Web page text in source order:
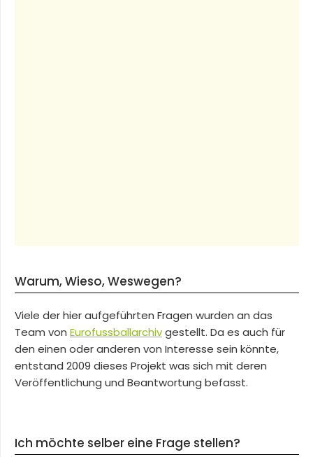
Warum, Wieso, Weswegen?
Viele der hier aufgeführten Fragen wurden an das
Team von Eurofussballarchivgestellt. Da es auch für
den einen oder anderen von Interesse sein könnte,
entstand 2009 dieses Projekt was sich mit deren
Veröffentlichung und Beantwortung befasst.
Ich möchte selber eine Frage stellen?